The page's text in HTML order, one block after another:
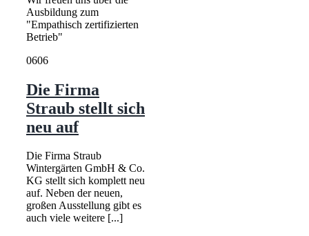
Ausbildung zum
"Empathisch zertifizierten
Betrieb"
0606
Die Firma
Straub stellt sich
neu auf
Die Firma Straub
Wintergärten GmbH & Co.
KG stellt sich komplett neu
auf. Neben der neuen,
großen Ausstellung gibt es
auch viele weitere [...]